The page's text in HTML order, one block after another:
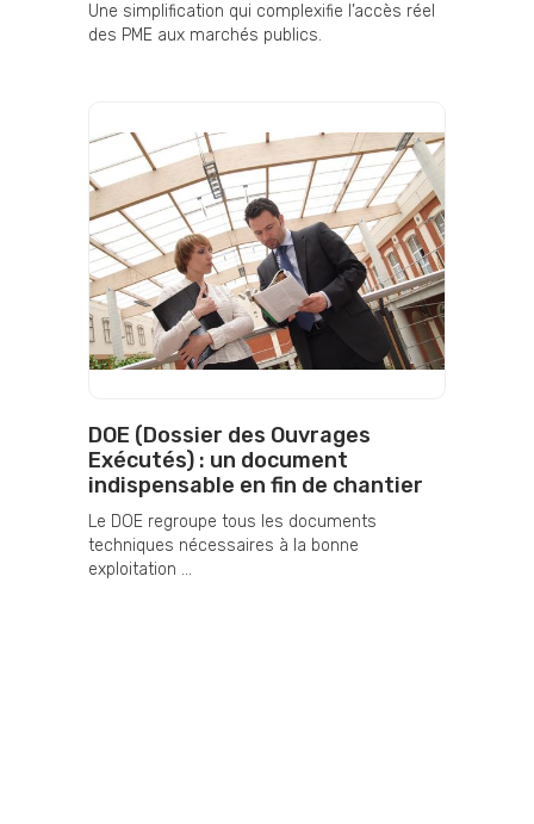
Une simplification qui complexifie l’accès réel
des PME aux marchés publics.
DOE (Dossier des Ouvrages
Exécutés) : un document
indispensable en fin de chantier
Le DOE regroupe tous les documents
techniques nécessaires à la bonne
exploitation ...